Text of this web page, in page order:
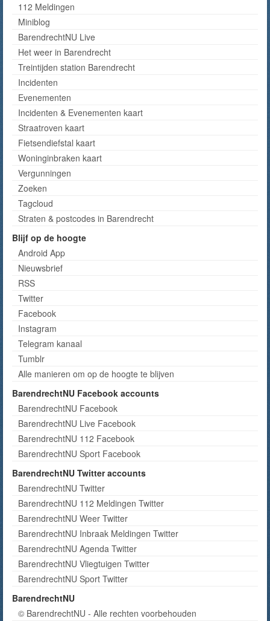
112 Meldingen
Miniblog
BarendrechtNU Live
Het weer in Barendrecht
Treintijden station Barendrecht
Incidenten
Evenementen
Incidenten & Evenementen kaart
Straatroven kaart
Fietsendiefstal kaart
Woninginbraken kaart
Vergunningen
Zoeken
Tagcloud
Straten & postcodes in Barendrecht
Blijf op de hoogte
Android App
Nieuwsbrief
RSS
Twitter
Facebook
Instagram
Telegram kanaal
Tumblr
Alle manieren om op de hoogte te blijven
BarendrechtNU Facebook accounts
BarendrechtNU Facebook
BarendrechtNU Live Facebook
BarendrechtNU 112 Facebook
BarendrechtNU Sport Facebook
BarendrechtNU Twitter accounts
BarendrechtNU Twitter
BarendrechtNU 112 Meldingen Twitter
BarendrechtNU Weer Twitter
BarendrechtNU Inbraak Meldingen Twitter
BarendrechtNU Agenda Twitter
BarendrechtNU Vliegtuigen Twitter
BarendrechtNU Sport Twitter
BarendrechtNU
© BarendrechtNU - Alle rechten voorbehouden